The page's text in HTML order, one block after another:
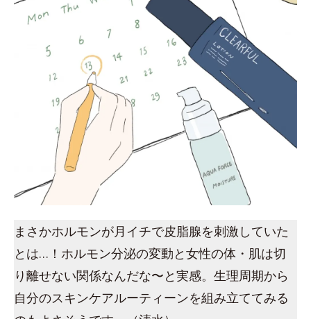
まさかホルモンが月イチで皮脂腺を刺激していた
とは…！ホルモン分泌の変動と女性の体・肌は切
り離せない関係なんだな〜と実感。生理周期から
自分のスキンケアルーティーンを組み立ててみる